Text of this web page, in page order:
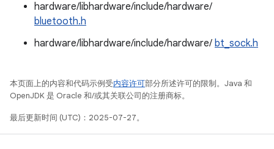
hardware/libhardware/include/hardware/
bluetooth.h
hardware/libhardware/include/hardware/ bt_sock.h
本页面上的内容和代码示例受内容许可部分所述许可的限制。Java 和
OpenJDK 是 Oracle 和/或其关联公司的注册商标。
最后更新时间 (UTC)：2025-07-27。